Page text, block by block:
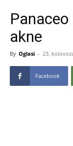
akne
By Oglasi - 23.
Facebook